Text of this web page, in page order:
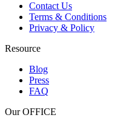
Contact Us
Terms & Conditions
Privacy & Policy
Resource
Blog
Press
FAQ
Our OFFICE